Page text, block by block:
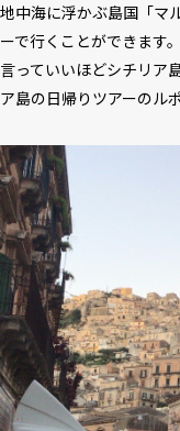
地中海に浮かぶ島国「マ
ーで行くことができます
言っていいほどシチリア
ア島の日帰りツアーのル